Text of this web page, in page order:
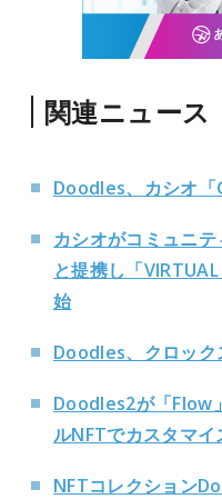
関連ニュース
Doodles、カシオ
カシオがコミュニ
と提携し「
始
Doodles、クロック
Doodles2が「Flow
ルNFTでカスタマイ
NFTコレクション